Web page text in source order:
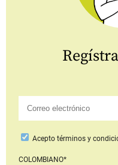
Aceptotérminos y
COLOMBIANO*